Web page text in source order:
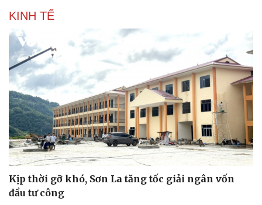
KINH TẾ
Kịp thời gỡ khó, Sơn La tăng tốc giải ngân vốn
đầu tư công